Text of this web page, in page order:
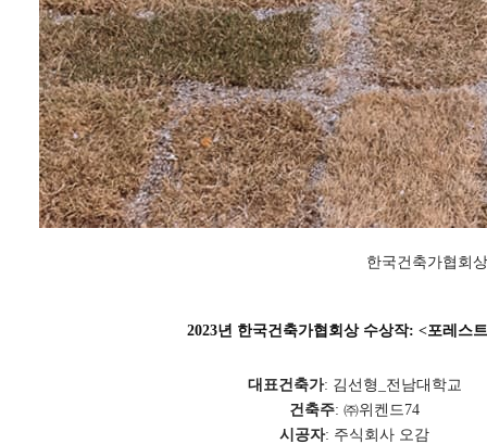
한국건축가협회
2023년 한국건축가협회상 수상작: <포레스
대표건축가: 김선형_전남대학교
건축주: ㈜위켄드74
시공자: 주식회사 오감